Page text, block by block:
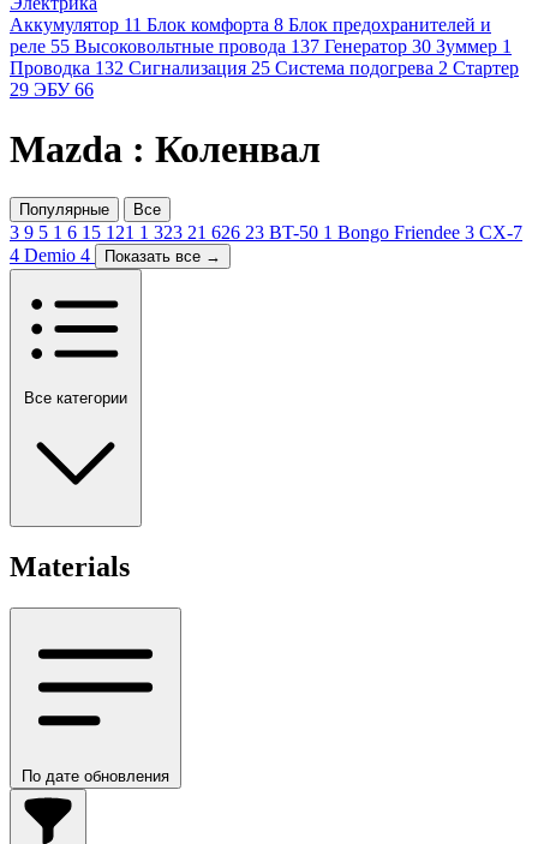
Аккумулятор 11 Блок комфорта 8 Блок предохранителей и
реле 55 Высоковольтные провода 137 Генератор 30 Зуммер 1
Проводка 132 Сигнализация 25 Система подогрева 2 Стартер
29 ЭБУ 66
Mazda : Коленвал
Популярные Все
3 9 5 1 6 15 121 1 323 21 626 23 BT-50 1 Bongo Friendee 3 CX-7
4 Demio 4 Показать все →
Все категории
Materials
По дате обновления